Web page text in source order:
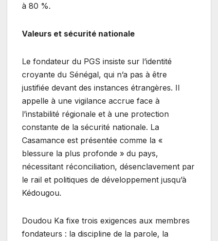
à 80 %.
Valeurs et sécurité nationale
Le fondateur du PGS insiste sur l’identité
croyante du Sénégal, qui n’a pas à être
justifiée devant des instances étrangères. Il
appelle à une vigilance accrue face à
l’instabilité régionale et à une protection
constante de la sécurité nationale. La
Casamance est présentée comme la «
blessure la plus profonde » du pays,
nécessitant réconciliation, désenclavement par
le rail et politiques de développement jusqu’à
Kédougou.
Doudou Ka fixe trois exigences aux membres
fondateurs : la discipline de la parole, la